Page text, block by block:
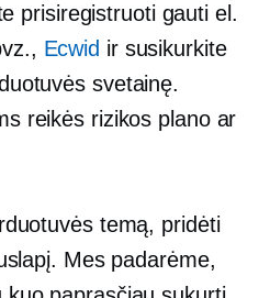
prisiregistruoti gauti el.
Ecwid ir susikurkite
svetainę.
reikės rizikos plano ar
temą, pridėti
Mes padarėme,